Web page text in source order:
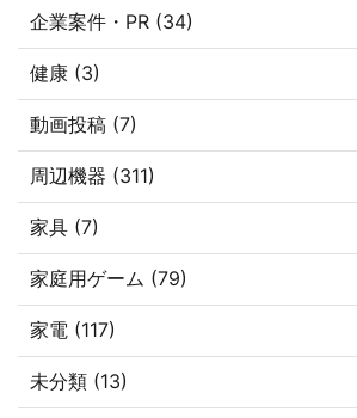
企業案件・PR (34)
健康 (3)
動画投稿 (7)
周辺機器 (311)
家具 (7)
家庭用ゲーム (79)
家電 (117)
未分類 (13)